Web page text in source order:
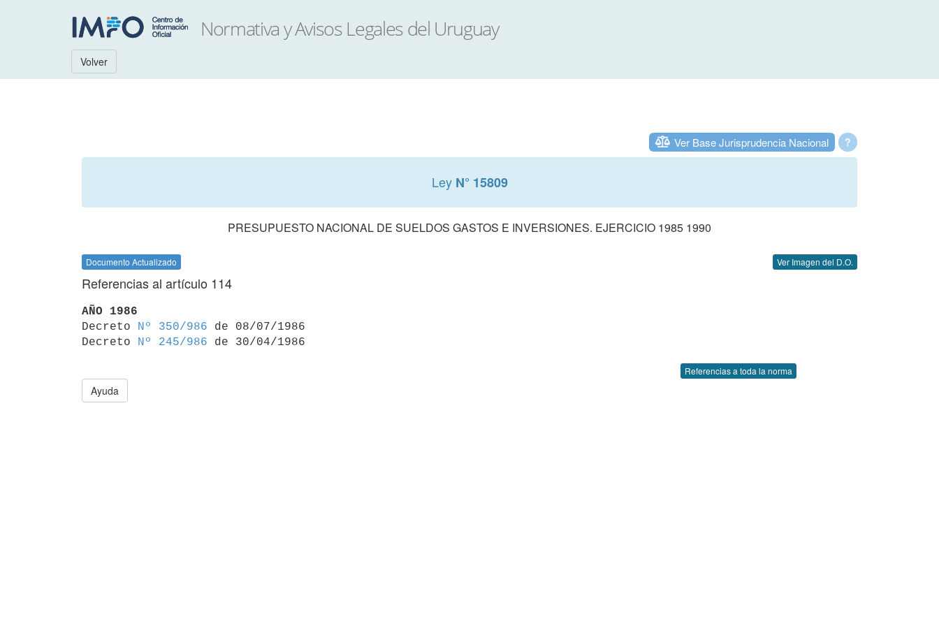
Volver
?
Ver Base Jurisprudencia Nacional
Ley N° 15809
PRESUPUESTO NACIONAL DE SUELDOS GASTOS E INVERSIONES. EJERCICIO 1985 1990
Documento Actualizado Ver Imagen del D.O.
Referencias al artículo 114
AÑO 1986
Decreto
Nº 350/986 de 08/07/1986
Decreto
Nº 245/986
Referencias a toda la norma
Ayuda